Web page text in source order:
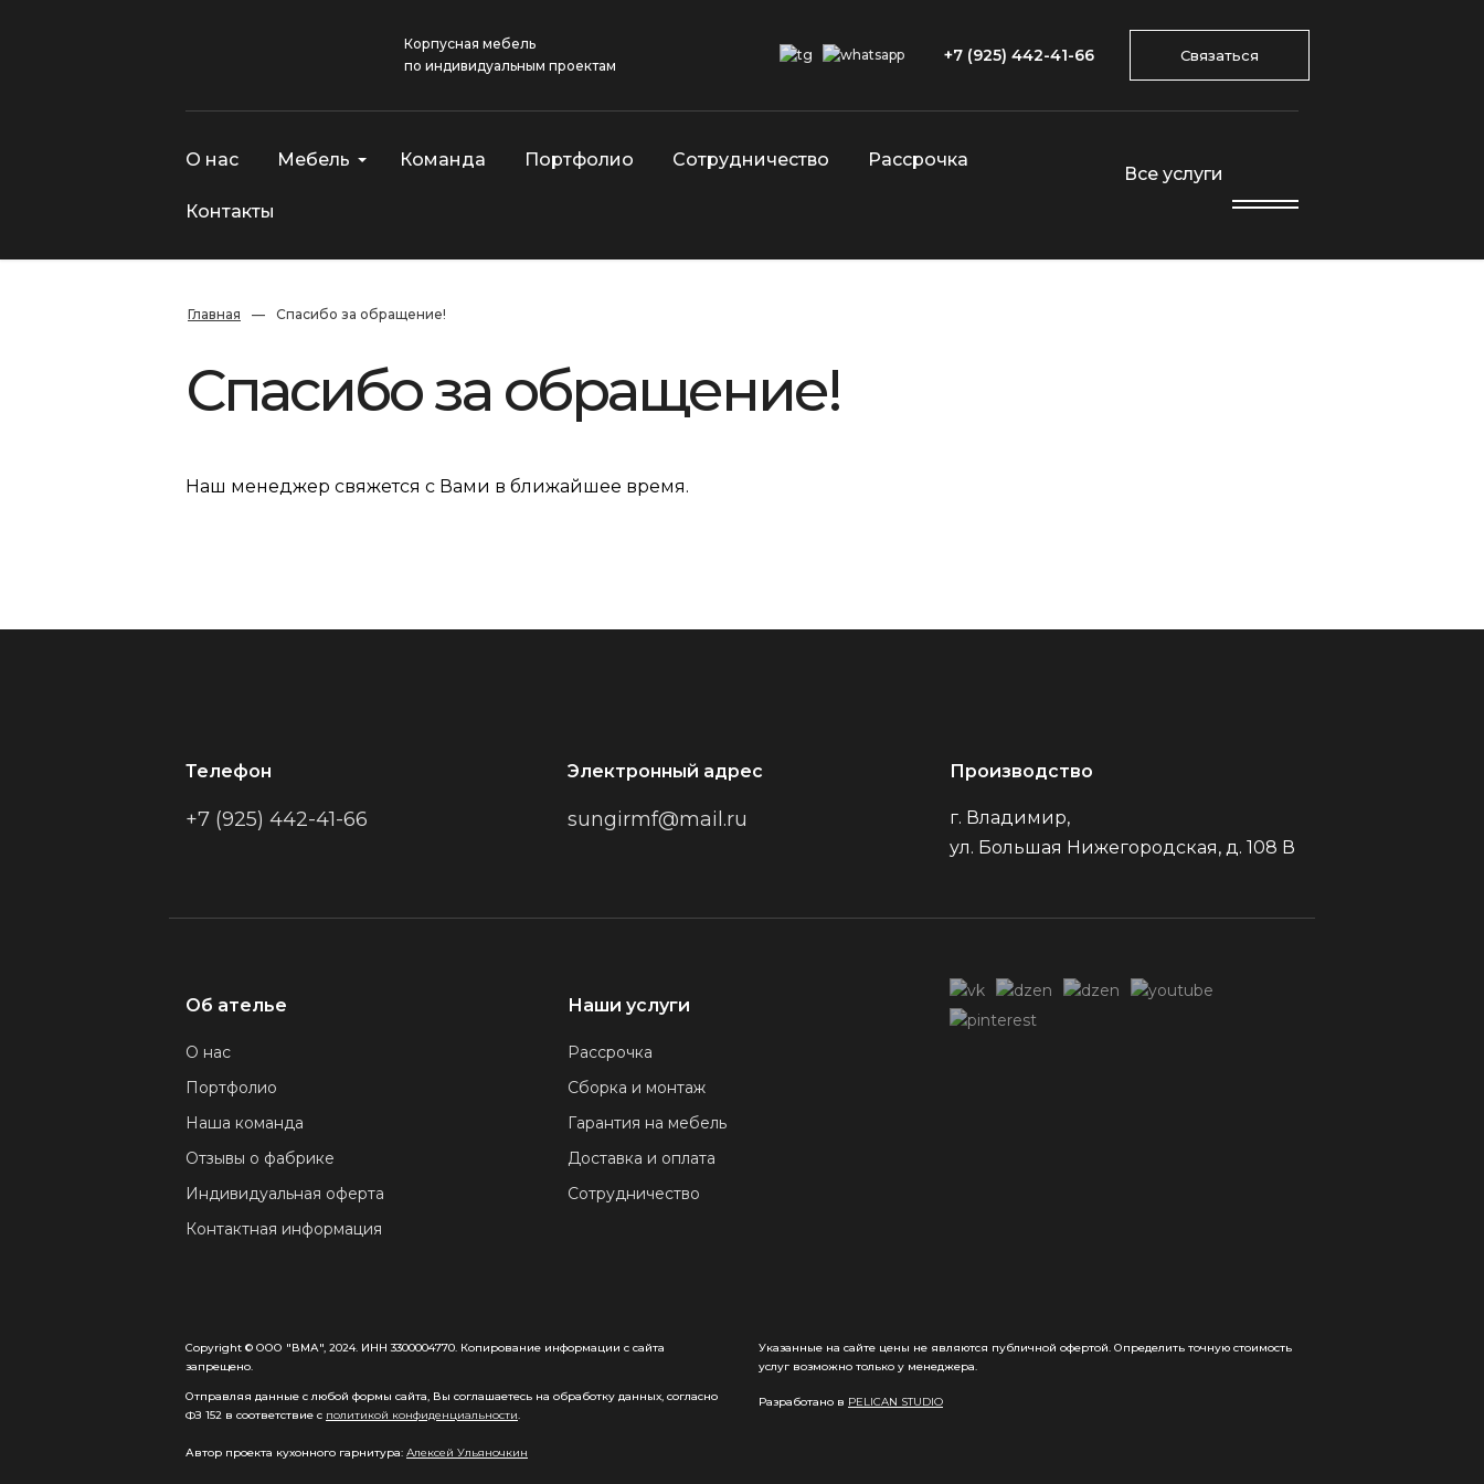
Корпусная мебель
по индивидуальным проектам
+7 (925) 442-41-66 Связаться
О нас Мебель Команда Портфолио Сотрудничество Рассрочка
Контакты
Все услуги
Главная — Спасибо за обращение!
Спасибо за обращение!
Наш менеджер свяжется с Вами в ближайшее время.
Телефон
+7 (925) 442-41-66
Электронный адрес
sungirmf@mail.ru
Производство
г. Владимир,
ул. Большая Нижегородская, д. 108 В
Об ателье
О нас
Портфолио
Наша команда
Отзывы о фабрике
Индивидуальная оферта
Контактная информация
Наши услуги
Рассрочка
Сборка и монтаж
Гарантия на мебель
Доставка и оплата
Сотрудничество
Copyright © ООО "ВМА", 2024. ИНН 3300004770. Копирование информации с сайта
запрещено.
Отправляя данные с любой формы сайта, Вы соглашаетесь на обработку данных, согласно
ФЗ 152 в соответствие с политикой конфиденциальности.
Автор проекта кухонного гарнитура: Алексей Ульяночкин
Указанные на сайте цены не являются публичной офертой. Определить точную стоимость
услуг возможно только у менеджера.
Разработано в PELICAN STUDIO